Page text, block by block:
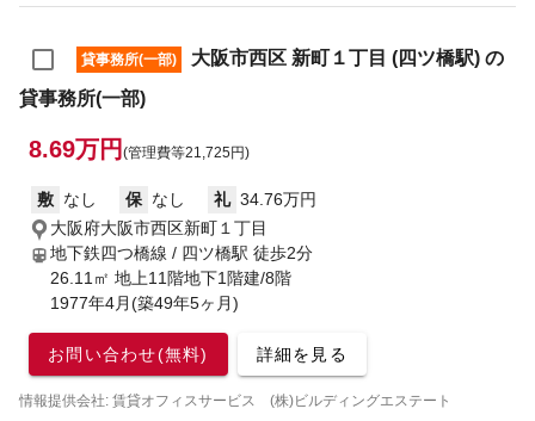
貸事務所(一部)
大阪市西区 新町１丁目 (四ツ橋駅) の
貸事務所(一部)
8.69万円 (管理費等21,725円)
敷 なし 保 なし 礼 34.76万円
大阪府大阪市西区新町１丁目
地下鉄四つ橋線 / 四ツ橋駅 徒歩2分
26.11㎡ 地上11階地下1階建/8階
1977年4月(築49年5ヶ月)
お問い合わせ(無料) 詳細を見る
情報提供会社: 賃貸オフィスサービス (株)ビルディングエステート